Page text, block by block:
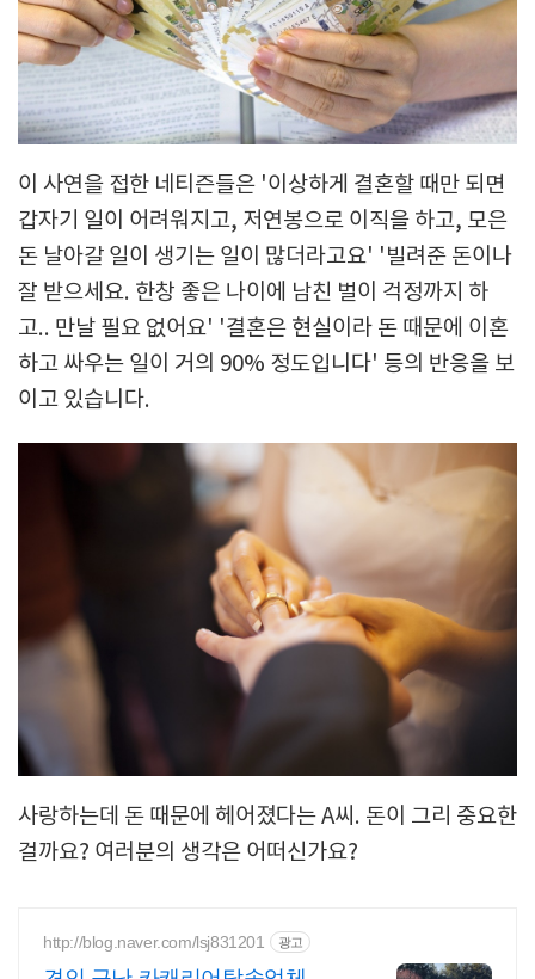
이 사연을 접한 네티즌들은 '이상하게 결혼할 때만 되면
갑자기 일이 어려워지고, 저연봉으로 이직을 하고, 모은
돈 날아갈 일이 생기는 일이 많더라고요' '빌려준 돈이나
잘 받으세요. 한창 좋은 나이에 남친 벌이 걱정까지 하
고.. 만날 필요 없어요' '결혼은 현실이라 돈 때문에 이혼
하고 싸우는 일이 거의 90% 정도입니다' 등의 반응을 보
이고 있습니다.
사랑하는데 돈 때문에 헤어졌다는 A씨. 돈이 그리 중요한
걸까요? 여러분의 생각은 어떠신가요?
http://blog.naver.com/lsj831201 광고